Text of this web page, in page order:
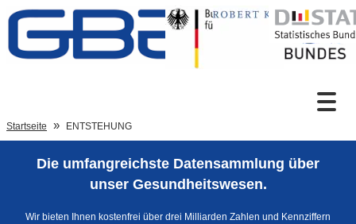
Zum Inhalt
Sprachumschaltung
Startseite ENTSTEHUNG
Die umfangreichste Datensammlung über
unser Gesundheitswesen.
Wir bieten Ihnen kostenfrei über drei Milliarden Zahlen und Kennziffern